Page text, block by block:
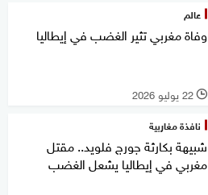
عالم
وفاة مغربي تثير الغضب في إيطاليا
l 22 يوليو 2026
نافذة مغاربية
شبيهة بكارثة جورج فلويد.. مقتل
مغربي في إيطاليا يشعل الغضب